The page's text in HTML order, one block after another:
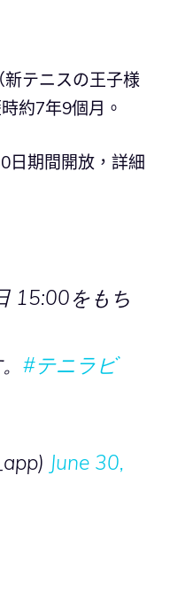
新テニスの王子様
約7年9個月。
日期間開放，詳細
15:00をもち
#テニラビ
June 30,